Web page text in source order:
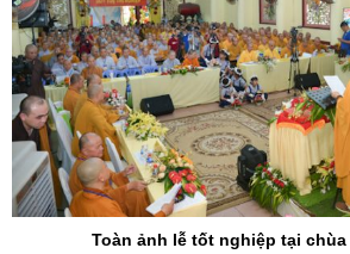
Toàn ảnh lễ tốt nghiệp tại chùa